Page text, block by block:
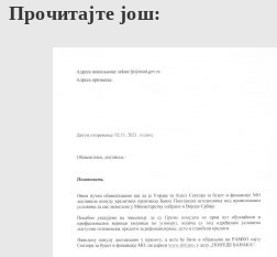
Прочитајте још: